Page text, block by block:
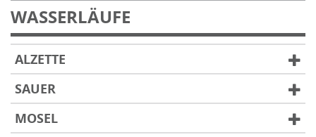
WASSERLÄUFE
ALZETTE
SAUER
MOSEL